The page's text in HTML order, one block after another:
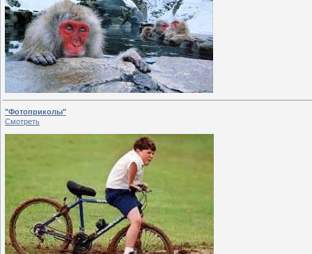
"Фотоприколы"
Смотреть